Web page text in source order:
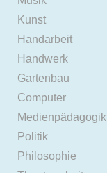
Kunst
Handarbeit
Handwerk
Gartenbau
Computer
Medienpädagogik
Politik
Philosophie